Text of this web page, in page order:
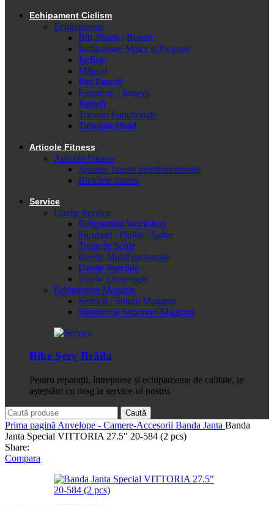
Echipament Ciclism
Echipamente
Bib Shorts / Boxeri
Încălzitoare Mâini și Picioare
Jachete
Mănuși
Pad Pantofi
Pantaloni / Jerseys
Pantofi
Tricouri Funcționale
Tubulare-Head
Articole Fitness
Articole Fitness
Aparate fitness multifunctionale
Biciclete fitness
Service
Unelte Service
Echipament Workshop
Șuruburi / Piulițe / Șaibe
Truse de Scule
Unelte Multifuncționale
Unelte Speciale
Unelte Universale
Echipament Magazin
Servicii / Soluții Magazin
Standuri și Suporturi Magazin
Bike Serv Brăila
Pentru reparații, întreținere și echipamente de calitate, te
așteptăm cu drag la service-ul nostru.
Caută
Prima pagină Anvelope - Camere-Accesorii Banda Janta Banda
Janta Special VITTORIA 27.5″ 20-584 (2 pcs)
Share:
Compara